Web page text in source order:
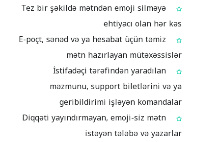
Tez bir şəkildə mətndən emoji silməyə
ehtiyacı olan hər kəs
E-poçt, sənəd və ya hesabat üçün təmiz
mətn hazırlayan mütəxəssislər
İstifadəçi tərəfindən yaradılan
məzmunu, support biletlərini və ya
geribildirimi işləyən komandalar
Diqqəti yayındırmayan, emoji-siz mətn
istəyən tələbə və yazarlar